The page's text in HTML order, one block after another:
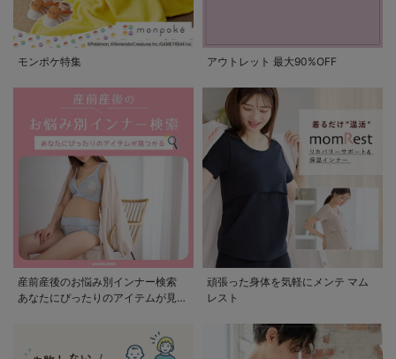
モンポケ特集 アウトレット 最大90%OFF
産前産後のお悩み別インナー検索
あなたにぴったりのアイテムが見つ
頑張った身体を気軽にメンテ マム
レスト